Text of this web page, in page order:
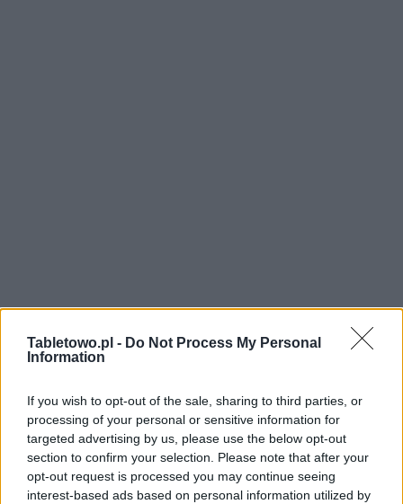
Tabletowo.pl - Do Not Process My Personal
Information
If you wish to opt-out of the sale, sharing to third parties, or
processing of your personal or sensitive information for
targeted advertising by us, please use the below opt-out
section to confirm your selection. Please note that after your
opt-out request is processed you may continue seeing
interest-based ads based on personal information utilized by